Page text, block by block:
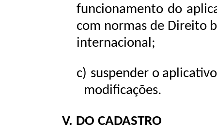
funcionamento do
com normas de Direito
internacional;
c) suspender o
modificações.
V. DO CADASTRO